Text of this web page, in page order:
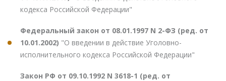
кодекса Российской Федерации"
Федеральный закон от 08.01.1997 N 2-ФЗ (ред. от
10.01.2002) "О введении в действие Уголовно-
исполнительного кодекса Российской Федерации"
Закон РФ от 09.10.1992 N 3618-1 (ред. от